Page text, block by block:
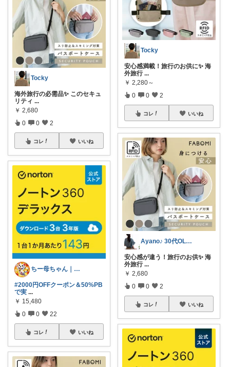
Tocky
海外旅行の必需品✨ このセキュ
リティ ...
￥ 2,680
0 0 2
コレ いいね
ちー母ちゃん｜食べて泳いで記録中
#2000円OFFクーポン＆50%PB
で実 ...
￥ 15,480
0 0 22
コレ いいね
Tocky
安心感満載！旅行のお供に✨ 海
外旅行 ...
￥ 2,280～
0 0 2
コレ いいね
Ayano♪ 30代OLファッション
安心感が違う！旅行のお供✨ 海
外旅行 ...
￥ 2,680
0 0 2
コレ いいね